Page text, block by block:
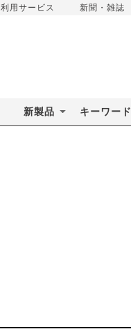
用サービス 新聞・雑誌
新製品 キーワード